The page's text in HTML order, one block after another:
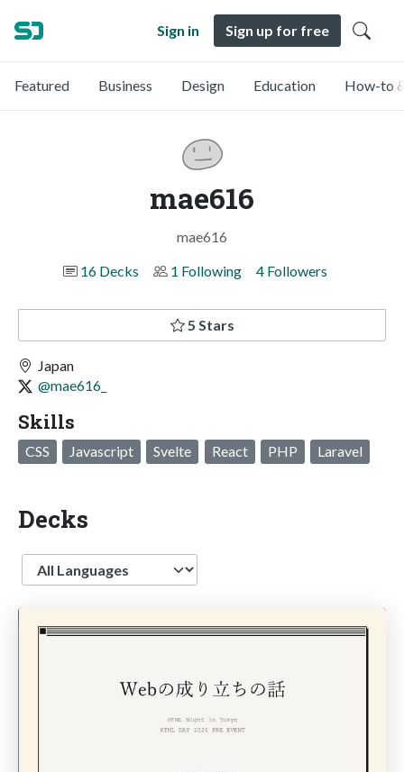
Sign in Sign up for free
Featured Business Design Education How-to
mae616
mae616
16 Decks
1 Following 4 Followers
5 Stars
Japan
@mae616_
Skills
CSS Javascript Svelte React PHP Laravel
Decks
Language